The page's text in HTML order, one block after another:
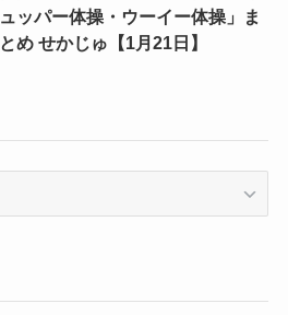
ュッパー体操・ウーイー体操」ま
とめ せかじゅ【1月21日】